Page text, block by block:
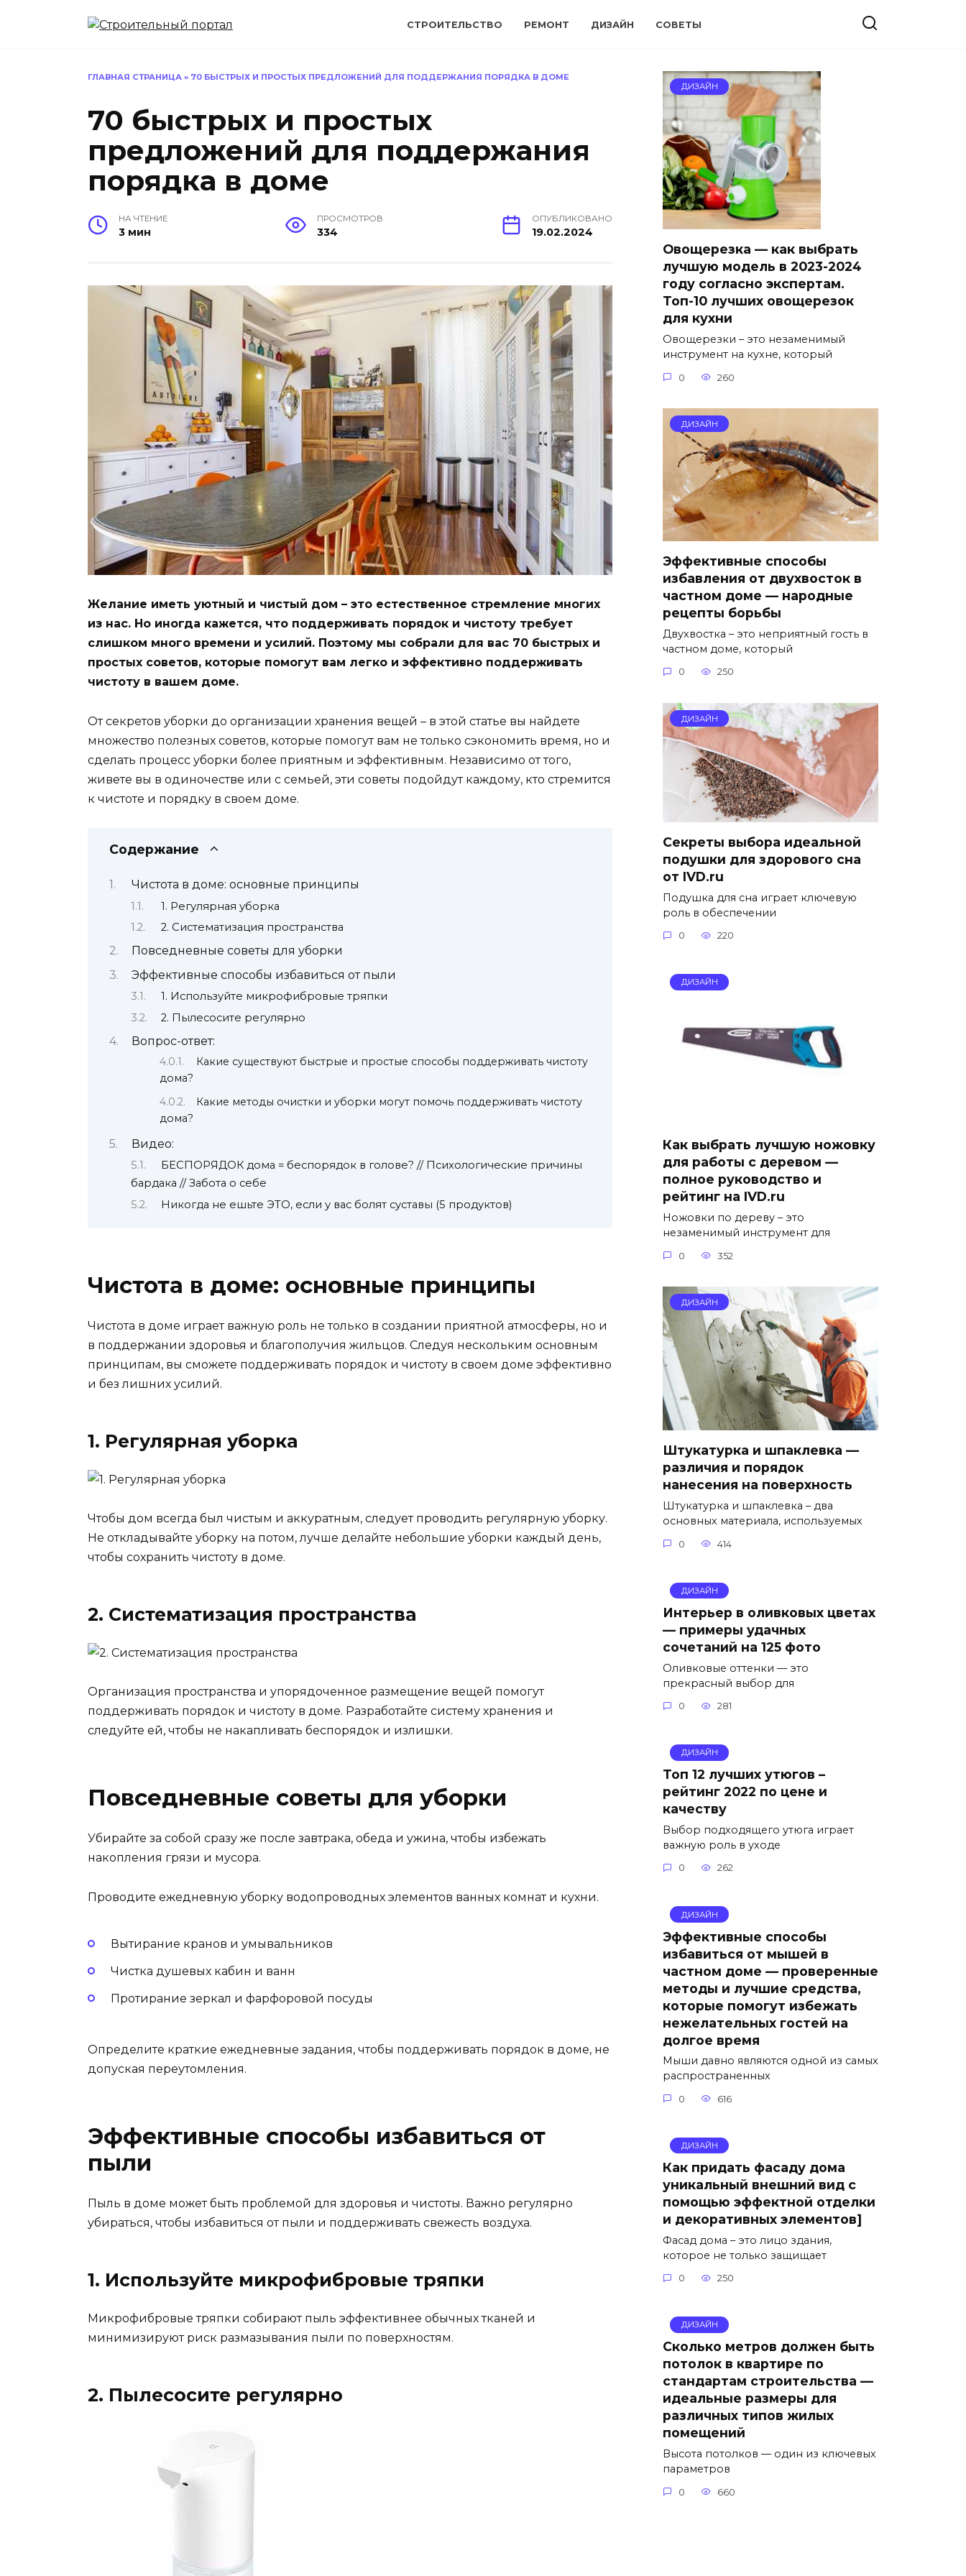
СТРОИТЕЛЬСТВО РЕМОНТ ДИЗАЙН СОВЕТЫ
ГЛАВНАЯ СТРАНИЦА » 70 БЫСТРЫХ И ПРОСТЫХ ПРЕДЛОЖЕНИЙ ДЛЯ ПОДДЕРЖАНИЯ ПОРЯДКА В ДОМЕ
70 быстрых и простых
предложений для поддержания
порядка в доме
НА ЧТЕНИЕ
3 мин
ПРОСМОТРОВ
334
ОПУБЛИКОВАНО
19.02.2024
Желание иметь уютный и чистый дом – это естественное стремление многих
из нас. Но иногда кажется, что поддерживать порядок и чистоту требует
слишком много времени и усилий. Поэтому мы собрали для вас 70 быстрых и
простых советов, которые помогут вам легко и эффективно поддерживать
чистоту в вашем доме.
От секретов уборки до организации хранения вещей – в этой статье вы найдете
множество полезных советов, которые помогут вам не только сэкономить время, но и
сделать процесс уборки более приятным и эффективным. Независимо от того,
живете вы в одиночестве или с семьей, эти советы подойдут каждому, кто стремится
к чистоте и порядку в своем доме.
Содержание
Чистота в доме: основные принципы
1. Регулярная уборка
2. Систематизация пространства
Повседневные советы для уборки
Эффективные способы избавиться от пыли
1. Используйте микрофибровые тряпки
2. Пылесосите регулярно
Вопрос-ответ:
Какие существуют быстрые и простые способы поддерживать чистоту
дома?
Какие методы очистки и уборки могут помочь поддерживать чистоту
дома?
Видео:
БЕСПОРЯДОК дома = беспорядок в голове? // Психологические причины
бардака // Забота о себе
Никогда не ешьте ЭТО, если у вас болят суставы (5 продуктов)
Чистота в доме: основные принципы
Чистота в доме играет важную роль не только в создании приятной атмосферы, но и
в поддержании здоровья и благополучия жильцов. Следуя нескольким основным
принципам, вы сможете поддерживать порядок и чистоту в своем доме эффективно
и без лишних усилий.
1. Регулярная уборка
Чтобы дом всегда был чистым и аккуратным, следует проводить регулярную уборку.
Не откладывайте уборку на потом, лучше делайте небольшие уборки каждый день,
чтобы сохранить чистоту в доме.
2. Систематизация пространства
Организация пространства и упорядоченное размещение вещей помогут
поддерживать порядок и чистоту в доме. Разработайте систему хранения и
следуйте ей, чтобы не накапливать беспорядок и излишки.
Повседневные советы для уборки
Убирайте за собой сразу же после завтрака, обеда и ужина, чтобы избежать
накопления грязи и мусора.
Проводите ежедневную уборку водопроводных элементов ванных комнат и кухни.
Вытирание кранов и умывальников
Чистка душевых кабин и ванн
Протирание зеркал и фарфоровой посуды
Определите краткие ежедневные задания, чтобы поддерживать порядок в доме, не
допуская переутомления.
Эффективные способы избавиться от
пыли
Пыль в доме может быть проблемой для здоровья и чистоты. Важно регулярно
убираться, чтобы избавиться от пыли и поддерживать свежесть воздуха.
1. Используйте микрофибровые тряпки
Микрофибровые тряпки собирают пыль эффективнее обычных тканей и
минимизируют риск размазывания пыли по поверхностям.
2. Пылесосите регулярно
ДИЗАЙН
Овощерезка — как выбрать
лучшую модель в 2023-2024
году согласно экспертам.
Топ-10 лучших овощерезок
для кухни
Овощерезки – это незаменимый
инструмент на кухне, который
0 260
ДИЗАЙН
Эффективные способы
избавления от двухвосток в
частном доме — народные
рецепты борьбы
Двухвостка – это неприятный гость в
частном доме, который
0 250
ДИЗАЙН
Секреты выбора идеальной
подушки для здорового сна
от IVD.ru
Подушка для сна играет ключевую
роль в обеспечении
0 220
ДИЗАЙН
Как выбрать лучшую ножовку
для работы с деревом —
полное руководство и
рейтинг на IVD.ru
Ножовки по дереву – это
незаменимый инструмент для
0 352
ДИЗАЙН
Штукатурка и шпаклевка —
различия и порядок
нанесения на поверхность
Штукатурка и шпаклевка – два
основных материала, используемых
0 414
ДИЗАЙН
Интерьер в оливковых цветах
— примеры удачных
сочетаний на 125 фото
Оливковые оттенки — это
прекрасный выбор для
0 281
ДИЗАЙН
Топ 12 лучших утюгов –
рейтинг 2022 по цене и
качеству
Выбор подходящего утюга играет
важную роль в уходе
0 262
ДИЗАЙН
Эффективные способы
избавиться от мышей в
частном доме — проверенные
методы и лучшие средства,
которые помогут избежать
нежелательных гостей на
долгое время
Мыши давно являются одной из самых
распространенных
0 616
ДИЗАЙН
Как придать фасаду дома
уникальный внешний вид с
помощью эффектной отделки
и декоративных элементов]
Фасад дома – это лицо здания,
которое не только защищает
0 250
ДИЗАЙН
Сколько метров должен быть
потолок в квартире по
стандартам строительства —
идеальные размеры для
различных типов жилых
помещений
Высота потолков — один из ключевых
параметров
0 660